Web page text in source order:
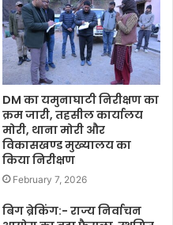
DM का यमुनाघाटी निरीक्षण का
क्रम जारी, तहसील कार्यालय
मोरी, थाना मोरी और
विकासखण्ड मुख्यालय का
किया निरीक्षण
February 7, 2026
बिग ब्रेकिंग:- राज्य निर्वाचन